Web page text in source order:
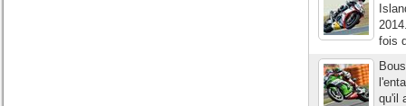
fois
qu'il